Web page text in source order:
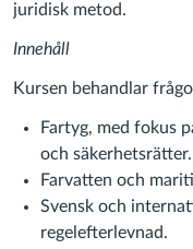
juridisk metod.
Innehåll
Kursen behandlar
Fartyg, med fokus
och säkerhetsrätter.
Farvatten och
Svensk och
regelefterlevnad.